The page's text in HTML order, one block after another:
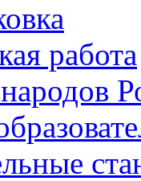
работа